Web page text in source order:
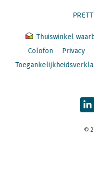
Thuiswinkel
Colofon
Privacy
©